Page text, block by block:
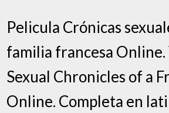
Pelicula Crónicas
familia francesa
Sexual Chronicles of a
Online. Completa en